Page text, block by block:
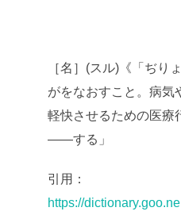
［名］(スル)《「ぢり
がをなおすこと。病気
軽快させるための医療
――する」
引用：
https://